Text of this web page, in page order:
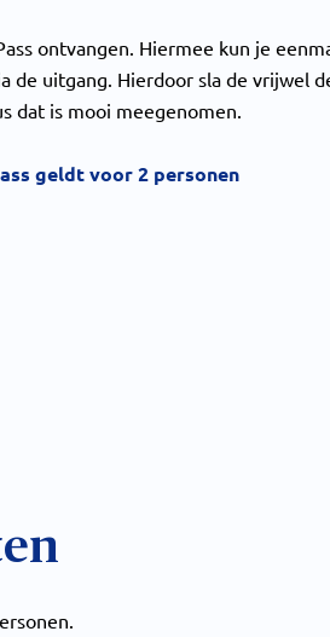
ontvangen. Hiermee kun je
de uitgang. Hierdoor sla de vrijwel
dat is mooi meegenomen.
geldt voor 2 personen